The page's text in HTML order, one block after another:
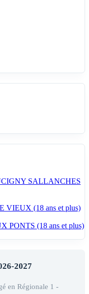
SALLANCHES
VIEUX (18 ans et plus)
PONTS (18 ans et plus)
2027
en Régionale 1 -